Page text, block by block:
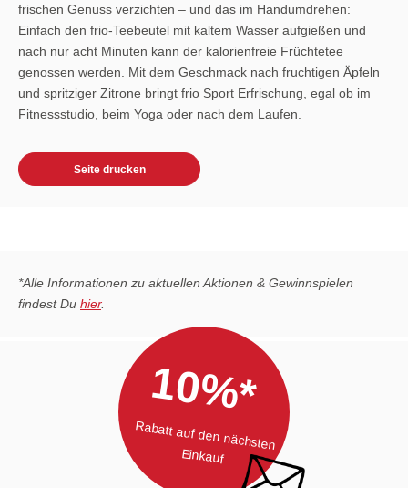
frischen Genuss verzichten – und das im Handumdrehen:
Einfach den frio-Teebeutel mit kaltem Wasser aufgießen und
nach nur acht Minuten kann der kalorienfreie Früchtetee
genossen werden. Mit dem Geschmack nach fruchtigen Äpfeln
und spritziger Zitrone bringt frio Sport Erfrischung, egal ob im
Fitnessstudio, beim Yoga oder nach dem Laufen.
Seite drucken
*Alle Informationen zu aktuellen Aktionen & Gewinnspielen
findest Du hier.
10%*
Rabatt auf den nächsten
Einkauf